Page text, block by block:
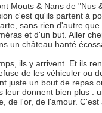
Mouts & Nans de "Nus
c'est qu'ils partent à
sans rien d'autre
et d'un but. Aller
un château hanté
ils y arrivent. Et ils
de les véhiculer ou
juste un bout de repas
leur donnent bien plus :
de l'or, de l'amour. C'est